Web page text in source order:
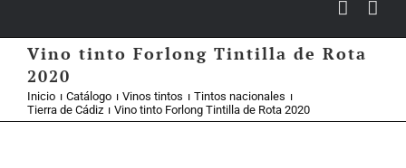
Vino tinto Forlong Tintilla de Rota
2020
Inicio Catálogo Vinos tintos
Tintos nacionales
Tierra de Cádiz
Vino tinto Forlong Tintilla de Rota 2020